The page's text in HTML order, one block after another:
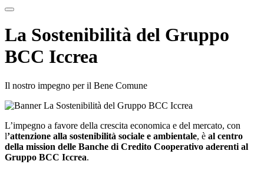
La Sostenibilità del Gruppo
BCC Iccrea
Il nostro impegno per il Bene Comune
L’impegno a favore della crescita economica e del mercato, con
l’attenzione alla sostenibilità sociale e ambientale, è al centro
della mission delle Banche di Credito Cooperativo aderenti al
Gruppo BCC Iccrea.